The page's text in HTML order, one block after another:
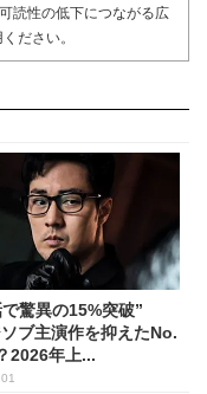
読性の低下につながる広
ださい。
驚異の15%突破”
ブ主演作を抑えたNo.
2026年上...